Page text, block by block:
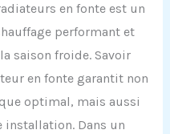
en fonte est un
performant et
saison froide. Savoir
en fonte garantit non
optimal, mais aussi
installation. Dans un